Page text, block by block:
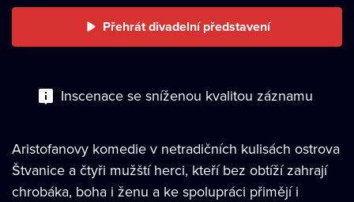
Přehrát divadelní představení
Inscenace se sníženou kvalitou záznamu
Aristofanovy komedie v netradičních kulisách ostrova
Štvanice a čtyři mužští herci, kteří bez obtíží zahrají
chrobáka, boha i ženu a ke spolupráci přimějí i